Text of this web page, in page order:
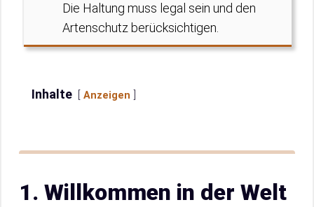
Die Haltung muss legal sein und den
Artenschutz berücksichtigen.
Inhalte Anzeigen
1. Willkommen in der Welt